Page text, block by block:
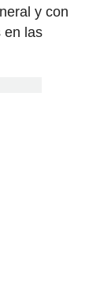
y con
en las